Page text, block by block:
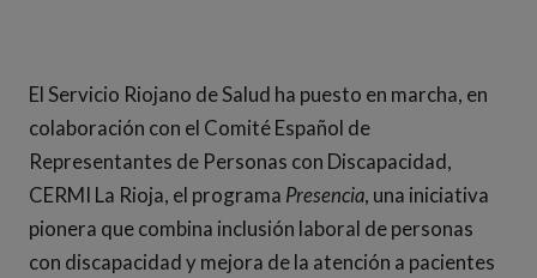
El Servicio Riojano de Salud ha puesto en marcha, en
colaboración con el Comité Español de
Representantes de Personas con Discapacidad,
CERMI La Rioja, el programa Presencia, una iniciativa
pionera que combina inclusión laboral de personas
con discapacidad y mejora de la atención a pacientes